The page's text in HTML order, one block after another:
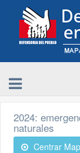
2024:
naturales
Centrar